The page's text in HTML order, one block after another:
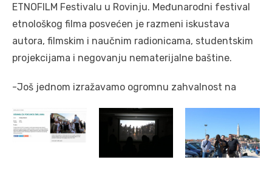
ETNOFILM Festivalu u Rovinju. Međunarodni festival
etnološkog filma posvećen je razmeni iskustava
autora, filmskim i naučnim radionicama, studentskim
projekcijama i negovanju nematerijalne baštine.
-Još jednom izražavamo ogromnu zahvalnost na